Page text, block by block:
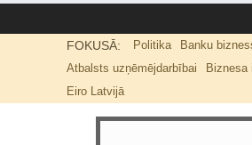
FOKUSĀ: Politika
Banku
Atbalsts uzņēmējdarbībai
Eiro Latvijā